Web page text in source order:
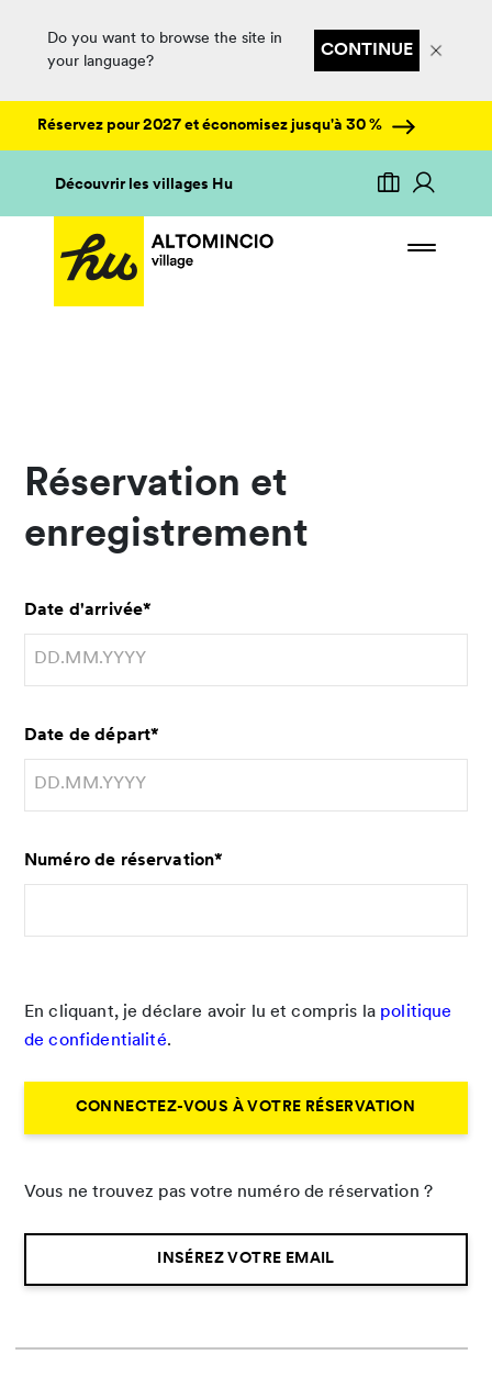
Do you want to browse the site in
your language?
CONTINUE
Réservez pour 2027 et économisez jusqu'à 30 %
Découvrir les villages Hu
Réservation et
enregistrement
Date d'arrivée*
Date de départ*
Numéro de réservation*
En cliquant, je déclare avoir lu et compris la politique
de confidentialité.
CONNECTEZ-VOUS À VOTRE RÉSERVATION
Vous ne trouvez pas votre numéro de réservation ?
INSÉREZ VOTRE EMAIL